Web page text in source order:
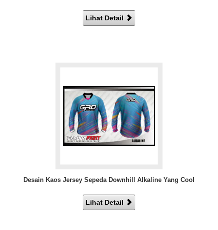
Lihat Detail
Desain Kaos Jersey Sepeda Downhill Alkaline Yang Cool
Lihat Detail